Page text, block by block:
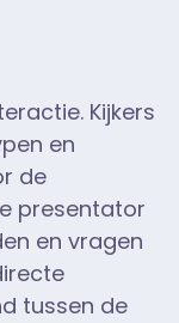
Kijkers
en
de
presentator
en vragen
tussen de